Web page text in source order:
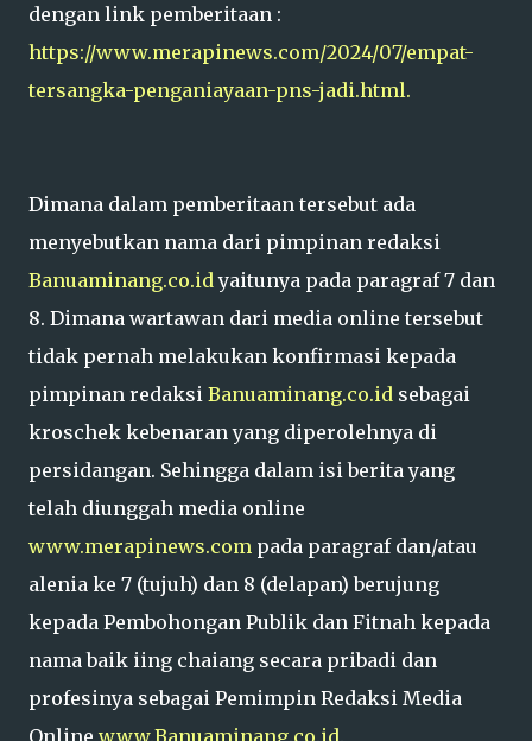
dengan link pemberitaan :
https://www.merapinews.com/2024/07/empat-
tersangka-penganiayaan-pns-jadi.html.
Dimana dalam pemberitaan tersebut ada
menyebutkan nama dari pimpinan redaksi
Banuaminang.co.id yaitunya pada paragraf 7 dan
8. Dimana wartawan dari media online tersebut
tidak pernah melakukan konfirmasi kepada
pimpinan redaksi Banuaminang.co.id sebagai
kroschek kebenaran yang diperolehnya di
persidangan. Sehingga dalam isi berita yang
telah diunggah media online
www.merapinews.com pada paragraf dan/atau
alenia ke 7 (tujuh) dan 8 (delapan) berujung
kepada Pembohongan Publik dan Fitnah kepada
nama baik iing chaiang secara pribadi dan
profesinya sebagai Pemimpin Redaksi Media
Online www.Banuaminang.co.id.